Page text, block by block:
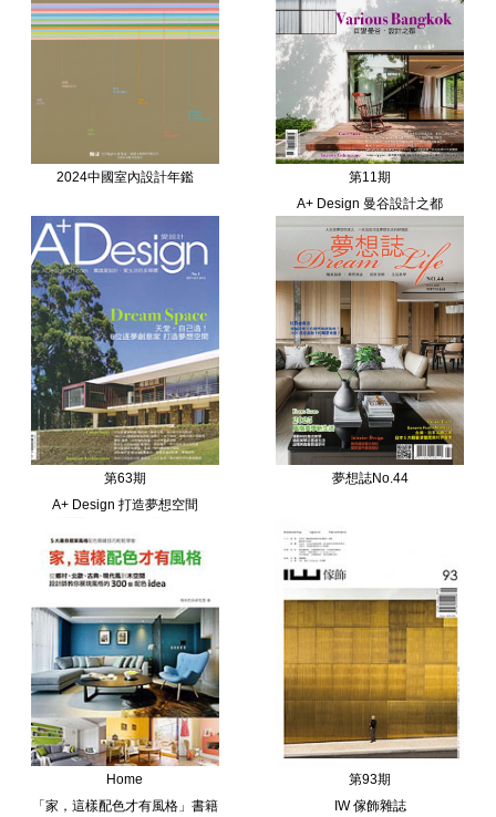
2024中國室內設計年鑑
第11期
A+ Design 曼谷設計之都
第63期
A+ Design 打造夢想空間
夢想誌No.44
Home
「家，這樣配色才有風格」書籍
第93期
IW 傢飾雜誌